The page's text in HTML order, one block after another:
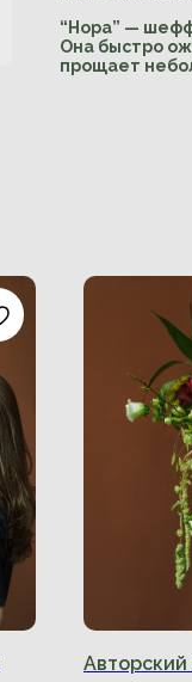
“Нора” —
Она быстро
прощает